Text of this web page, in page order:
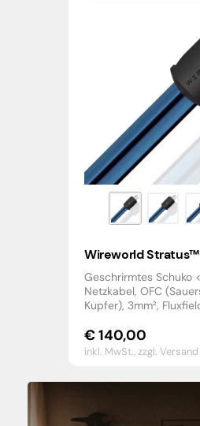
Wireworld
Geschrirmtes Schuko
Netzkabel, OFC
Kupfer), 3mm²,
€140,00
inkl. MwSt.,zzgl. Versand